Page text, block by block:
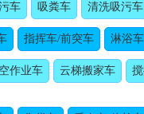
车 吸粪车 清洗吸污车
指挥车/前突车 淋浴车
作业车 云梯搬家车